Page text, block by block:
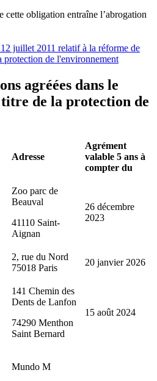
cette obligation entraîne l’abrogation
juillet 2011 relatif à la réforme de
protection de l'environnement
agréées dans le
de la protection de
Adresse
Agrément
valable 5 ans à
compter du
Zoo parc de
Beauval
41110 Saint-
Aignan
26 décembre
2023
2, rue du Nord
75018 Paris
20 janvier 2026
141 Chemin des
Dents de Lanfon
74290 Menthon
Saint Bernard
15 août 2024
Mundo M